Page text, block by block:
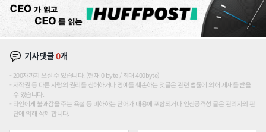
기사댓글0개
200자까지 쓰실 수 있습니다. (현재 0 byte / 최대 400byte)
저작권 등 다른 사람의 권리를 침해하거나 명예를 훼손하는 댓글은 관련 법률에 의해 제재를 받을
수 있습니다.
타인에게 불쾌감을 주는 욕설 등 비하하는 단어가 내용에 포함되거나 인신공격성 글은 관리자의 판
단에 의해 삭제 합니다.